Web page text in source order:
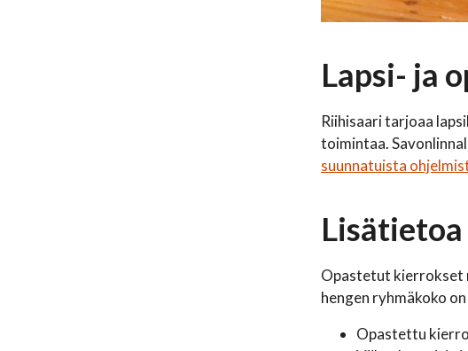
Lapsi- ja
Riihisaari tarjoaa
toimintaa.
suunnatuista
Opastetut kierrokset
hengen ryhmäkoko
Opastettu